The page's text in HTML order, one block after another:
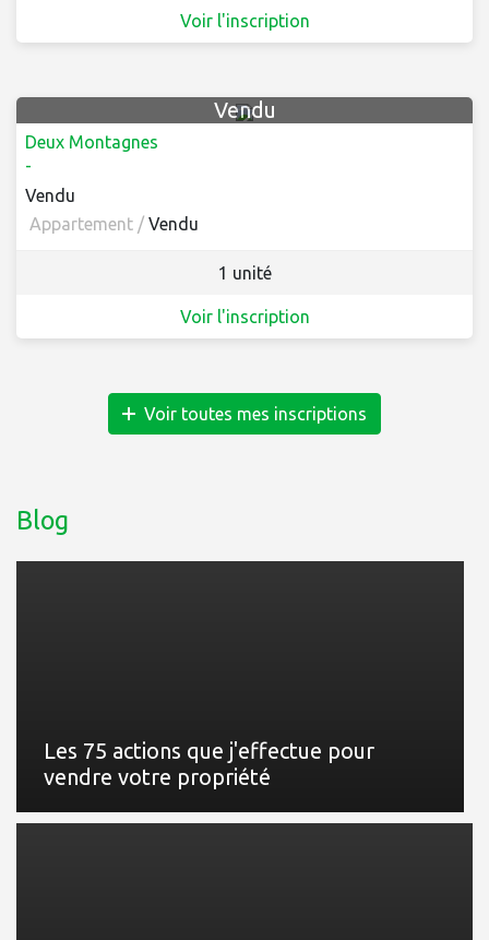
Voir l'inscription
Vendu
Deux Montagnes
-
Vendu
Appartement / Vendu
1 unité
Voir l'inscription
Voir toutes mes inscriptions
Blog
Les 75 actions que j'effectue pour
vendre votre propriété